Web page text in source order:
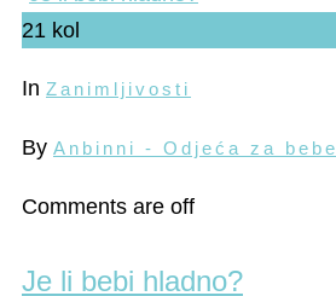
21 kol
In Zanimljivosti
By Anbinni - Odjeća za bebe
Comments are off
Je li bebi hladno?